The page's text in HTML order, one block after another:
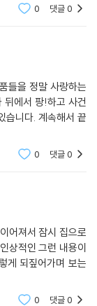
0 댓글0
들을 정말 사랑하는
뒤에서 팡!하고 사건
습니다. 계속해서 끝
0 댓글0
0 댓글0